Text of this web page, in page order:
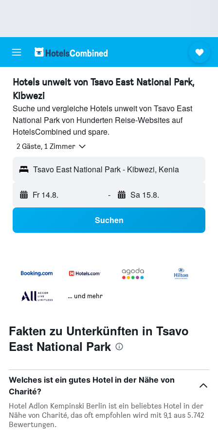
Hotels unweit von Tsavo East National Park,
Kibwezi
Suche und vergleiche Hotels unweit von Tsavo East
National Park von Hunderten Reise-Websites auf
HotelsCombined und spare.
2 Gäste, 1 Zimmer
Tsavo East National Park - Kibwezi, Kenia
Fr 14.8. - Sa 15.8.
Suchen
… und mehr
Fakten zu Unterkünften in Tsavo
East National Park
Welches ist ein gutes Hotel in der Nähe von
Charité?
Hotel Adlon Kempinski Berlin ist ein beliebtes Hotel in der
Nähe von Charité, das oft empfohlen wird mit 9,1 aus 5.742
Bewertungen.